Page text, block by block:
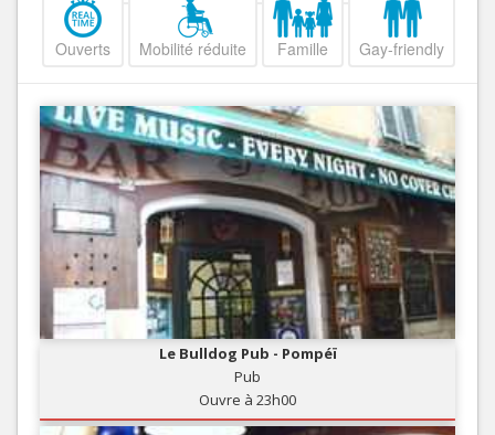
Ouverts Mobilité réduite Famille Gay-friendly
Le Bulldog Pub - Pompéï
Pub
Ouvre à 23h00